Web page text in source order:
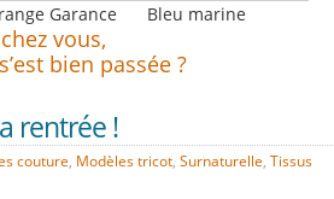
Garance Bleu marine
vous,
bien passée ?
rentrée !
couture, Modèles tricot, Surnaturelle, Tissus